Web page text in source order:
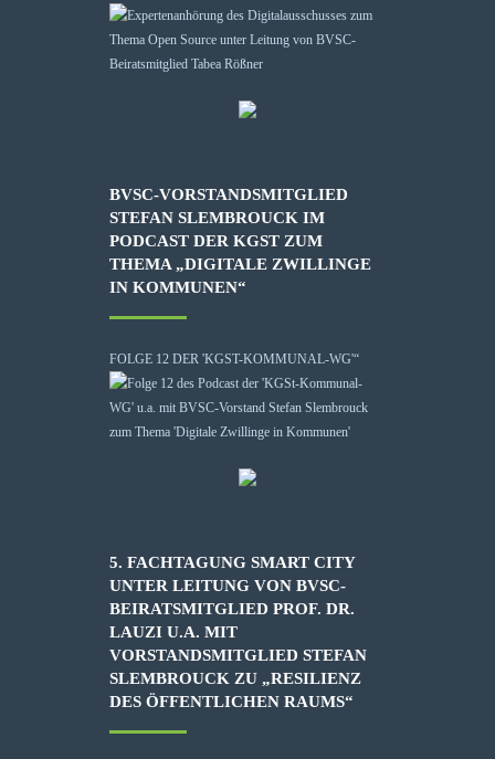
BVSC-VORSTANDSMITGLIED
STEFAN SLEMBROUCK IM
PODCAST DER KGST ZUM
THEMA „DIGITALE ZWILLINGE
IN KOMMUNEN“
FOLGE 12 DER 'KGST-KOMMUNAL-WG'“
5. FACHTAGUNG SMART CITY
UNTER LEITUNG VON BVSC-
BEIRATSMITGLIED PROF. DR.
LAUZI U.A. MIT
VORSTANDSMITGLIED STEFAN
SLEMBROUCK ZU „RESILIENZ
DES ÖFFENTLICHEN RAUMS“